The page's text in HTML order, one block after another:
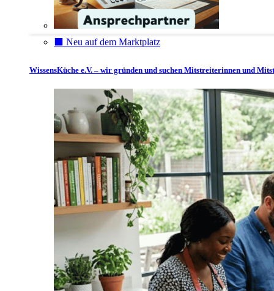
⬛️ Neu auf dem Marktplatz
WissensKüche e.V. – wir gründen und suchen Mitstreiterinnen und